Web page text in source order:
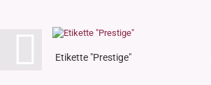
Etikette "Prestige"